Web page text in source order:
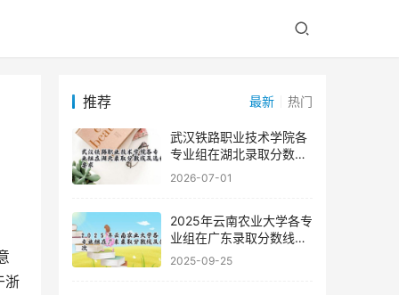
浙
推荐 最新 热门
武汉铁路职业技术学院各
专业组在湖北录取分数线
及选科要求
2026-07-01
2025年云南农业大学各专
业组在广东录取分数线及
位次
2025-09-25